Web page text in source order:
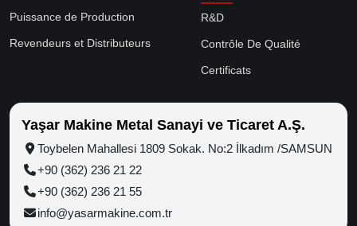
Puissance de Production
Revendeurs et Distributeurs
R&D
Contrôle De Qualité
Certificats
Yaşar Makine Metal Sanayi ve Ticaret A.Ş.
Toybelen Mahallesi 1809 Sokak. No:2 İlkadım /SAMSUN
+90 (362) 236 21 22
+90 (362) 236 21 55
info@yasarmakine.com.tr